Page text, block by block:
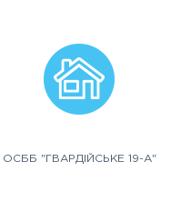
ОСББ "ГВАРДІЙСЬКЕ 19-А"